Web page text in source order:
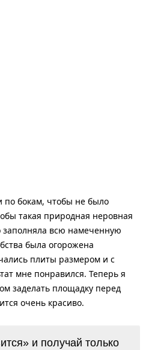
бокам, чтобы не было
такая природная неровная
всю намеченную
была огорожена
плиты размером и с
мне понравился. Теперь я
заделать площадку перед
очень красиво.
и получай только